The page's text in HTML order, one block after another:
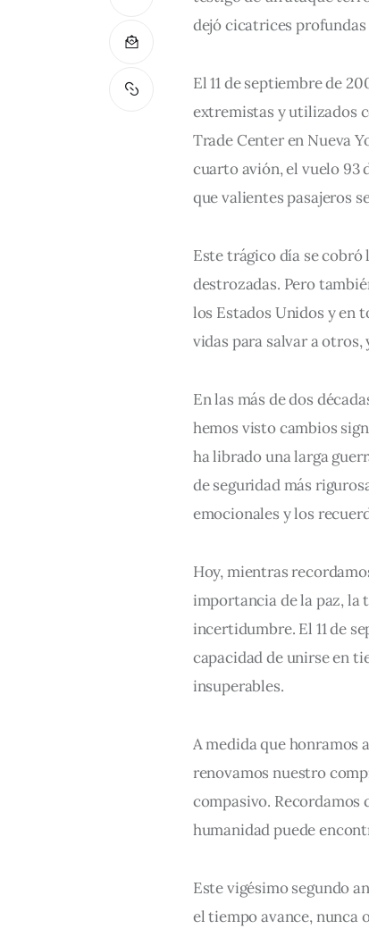
dejó cicatrices
El 11 de septiembre de
extremistas y utilizados
Trade Center en Nueva
cuarto avión, el vuelo 93
que valientes pasajeros
Este trágico día se cobró
destrozadas. Pero
los Estados Unidos y en
vidas para salvar a
En las más de dos
hemos visto cambios
ha librado una larga
de seguridad más
emocionales y los
Hoy, mientras
importancia de la paz, la
incertidumbre. El 11 de
capacidad de unirse en
insuperables.
A medida que honramos
renovamos nuestro
compasivo. Recordamos
humanidad puede
Este vigésimo segundo
el tiempo avance, nunca